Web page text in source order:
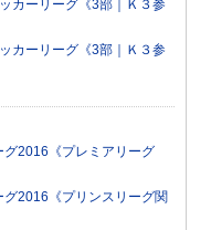
カーリーグ《3部｜Ｋ３参
カーリーグ《3部｜Ｋ３参
2016《プレミアリーグ
2016《プリンスリーグ関